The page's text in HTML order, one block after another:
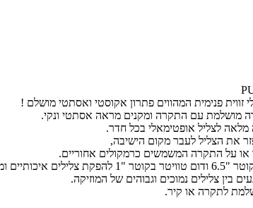
מלאה לצליל אופטימאלי בכל חדר.
את הצליל לעבר מקום הישיבה,
או על התקרה המשמשים כרמקולים אחוריים.
לתקרה או קיר.